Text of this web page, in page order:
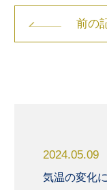
前の
2024.05.09
気温の変化